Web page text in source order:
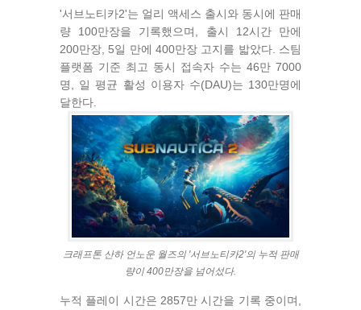
'서브노티카2'는 얼리 액세스 출시와 동시에 판매
량 100만장을 기록했으며, 출시 12시간 만에
200만장, 5일 만에 400만장 고지를 밟았다. 스팀
플랫폼 기준 최고 동시 접속자 수는 46만 7000
명, 일 평균 활성 이용자 수(DAU)는 130만명에
달한다.
크래프톤 산하 언노운 월즈의 '서브노티카2'의 누적 판매
량이 400만장을 넘어섰다.
누적 플레이 시간은 2857만 시간을 기록 중이며,